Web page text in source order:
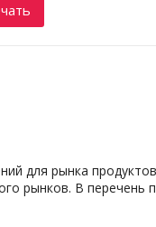
для рынка
рынков. В перечень